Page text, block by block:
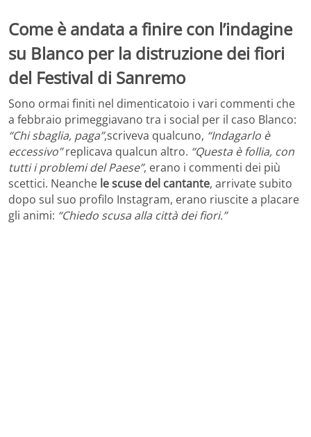
Come è andata a finire con l’indagine
su Blanco per la distruzione dei fiori
del Festival di Sanremo
Sono ormai finiti nel dimenticatoio i vari commenti che
a febbraio primeggiavano tra i social per il caso Blanco:
“Chi sbaglia, paga”,scriveva qualcuno, “Indagarlo è
eccessivo”replicava qualcun altro. “Questa è follia, con
tutti i problemi del Paese”, erano i commenti dei più
scettici. Neanche le scuse del cantante, arrivate subito
dopo sul suo profilo Instagram, erano riuscite a placare
gli animi: “Chiedo scusa alla città dei fiori.”